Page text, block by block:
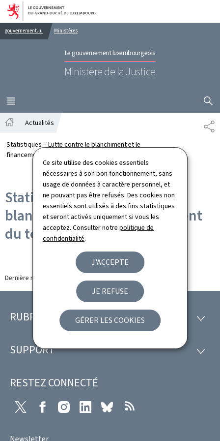
Ce site utilise des cookies essentiels
nécessaires à son bon fonctionnement, sans
usage de données à caractère personnel, et
ne pouvant pas être refusés. Des cookies non
essentiels sont utilisés à des fins statistiques
et seront activés uniquement si vous les
acceptez. Consulter notrepolitique de
confidentialité.
J'ACCEPTE
JE REFUSE
GÉRER LES COOKIES
Aller au menu principal
Aller au contenu
gouvernement.lu Ministères
Le gouvernement luxembourgeois
Ministère de la Justice
MENU
PRINCIPAL
Actualités
Statistiques – Lutte contre le blanchiment et le
financement du terrorisme
Statistiques – Lutte contre le
blanchiment et le financement
du terrorisme
Dernière modification le
Pied
page
RUBRIQUES
SUPPORT
RESTEZ CONNECTÉ
FacebookInstagramLinkedIn Bluesky
Newsletter